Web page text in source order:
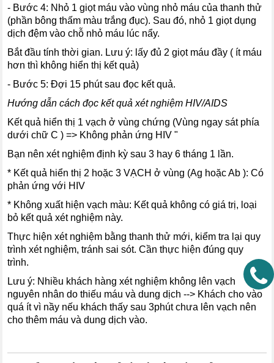
- Bước 4: Nhỏ 1 giọt máu vào vùng nhỏ máu của thanh thử
(phần bông thấm màu trắng đục). Sau đó, nhỏ 1 giọt dụng
dịch đệm vào chỗ nhỏ máu lúc nẩy.
Bắt đầu tính thời gian. Lưu ý: lấy đủ 2 giọt máu đầy ( ít máu
hơn thì không hiển thị kết quả)
- Bước 5: Đợi 15 phút sau đọc kết quả.
Hướng dẫn cách đọc kết quả xét nghiệm HIV/AIDS
Kết quả hiển thị 1 vạch ở vùng chứng (Vùng ngay sát phía
dưới chữ C ) => Không phản ứng HIV "
Bạn nên xét nghiệm định kỳ sau 3 hay 6 tháng 1 lần.
* Kết quả hiển thị 2 hoặc 3 VẠCH ở vùng (Ag hoặc Ab ): Có
phản ứng với HIV
* Không xuất hiện vạch màu: Kết quả không có giá trị, loại
bỏ kết quả xét nghiệm này.
Thực hiện xét nghiệm bằng thanh thử mới, kiểm tra lại quy
trình xét nghiệm, tránh sai sót. Cần thực hiện đúng quy
trình.
Lưu ý: Nhiều khách hàng xét nghiệm không lên vạch
nguyên nhân do thiếu máu và dung dịch --> Khách cho vào
quá ít vì nầy nếu khách thấy sau 3phút chưa lên vạch nên
cho thêm máu và dung dịch vào.